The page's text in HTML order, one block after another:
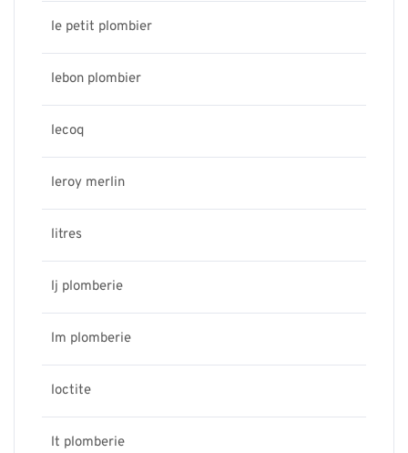
le petit plombier
lebon plombier
lecoq
leroy merlin
litres
lj plomberie
lm plomberie
loctite
lt plomberie